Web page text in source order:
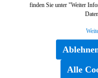
finden Sie unter "Weiter
Alle